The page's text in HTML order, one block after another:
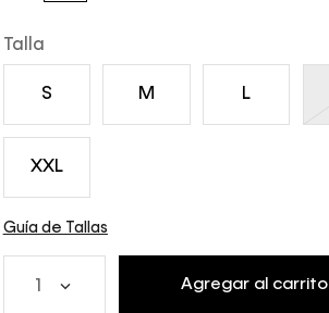
Talla
S M L
XXL
Guía de Tallas
Agregar al carrito